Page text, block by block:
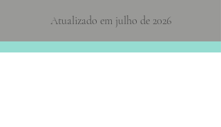
Atualizado em julho de 2026